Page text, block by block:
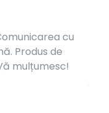
cu
Produs de
mulțumesc!